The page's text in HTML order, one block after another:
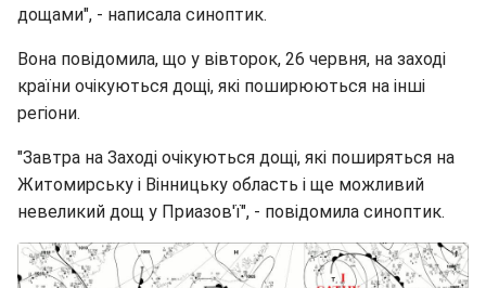
дощами", - написала синоптик.
Вона повідомила, що у вівторок, 26 червня, на заході
країни очікуються дощі, які поширюються на інші
регіони.
"Завтра на Заході очікуються дощі, які поширяться на
Житомирську і Вінницьку область і ще можливий
невеликий дощ у Приазов'ї", - повідомила синоптик.